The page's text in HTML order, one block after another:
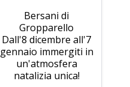
Bersani di
Gropparello
Dall'8 dicembre all'7
gennaio immergiti in
un'atmosfera
natalizia unica!